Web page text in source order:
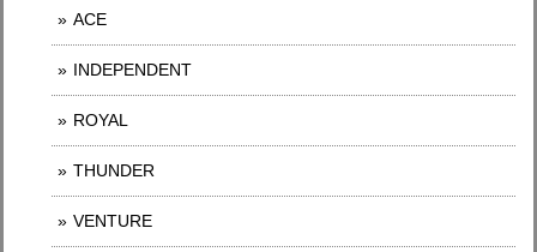
ACE
INDEPENDENT
ROYAL
THUNDER
VENTURE